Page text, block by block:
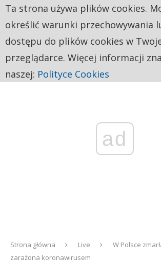
ad
Strona główna Live
W Polsce
zarażona koronawirusem
Ta strona używa plików cookies.
określić warunki przechowywania
dostępu do plików cookies w
przeglądarce. Więcej informacji
naszej: Polityce Cookies